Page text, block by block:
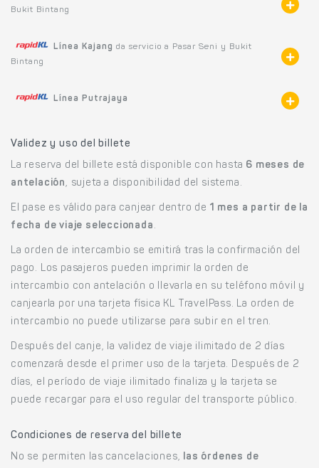
Bukit Bintang
Línea Kajang da servicio a Pasar Seni y Bukit
Bintang
Línea Putrajaya
Validez y uso del billete
La reserva del billete está disponible con hasta 6 meses de
antelación, sujeta a disponibilidad del sistema.
El pase es válido para canjear dentro de 1 mes a partir de la
fecha de viaje seleccionada .
La orden de intercambio se emitirá tras la confirmación del
pago. Los pasajeros pueden imprimir la orden de
intercambio con antelación o llevarla en su teléfono móvil y
canjearla por una tarjeta física KL TravelPass. La orden de
intercambio no puede utilizarse para subir en el tren.
Después del canje, la validez de viaje ilimitado de 2 días
comenzará desde el primer uso de la tarjeta. Después de 2
días, el período de viaje ilimitado finaliza y la tarjeta se
puede recargar para el uso regular del transporte público.
Condiciones de reserva del billete
No se permiten las cancelaciones,
las órdenes de